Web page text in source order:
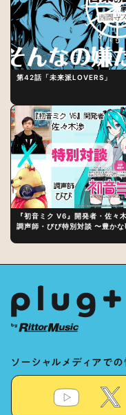
第42話「未来派LOVERS」
『初音ミク V6』開発者・佐々
調声師・びび特別対談 〜豊かな
ソーシャルメディアで